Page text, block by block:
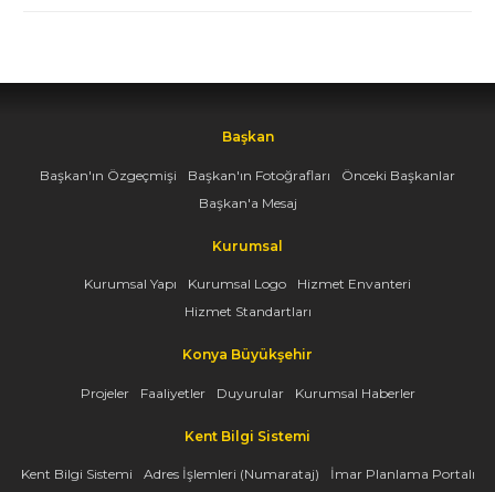
Başkan
Başkan'ın Özgeçmişi Başkan'ın Fotoğrafları
Önceki Başkanlar
Başkan'a Mesaj
Kurumsal
Kurumsal Yapı Kurumsal Logo
Hizmet Envanteri
Hizmet Standartları
Konya Büyükşehir
Projeler Faaliyetler Duyurular Kurumsal Haberler
Kent Bilgi Sistemi
Kent Bilgi Sistemi Adres İşlemleri (Numarataj)
İmar Planlama Portalı